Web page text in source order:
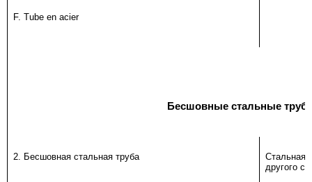
F. Tube en acier
Бесшовные стальные
2. Бесшовная стальная труба
Стальная
другого